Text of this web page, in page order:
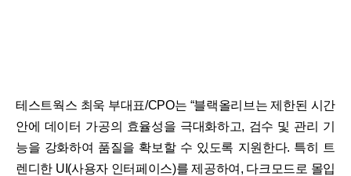
테스트웍스 최욱 부대표/CPO는 “블랙올리브는 제한된 시간
안에 데이터 가공의 효율성을 극대화하고, 검수 및 관리 기
능을 강화하여 품질을 확보할 수 있도록 지원한다. 특히 트
렌디한 UI(사용자 인터페이스)를 제공하여, 다크모드로 몰입